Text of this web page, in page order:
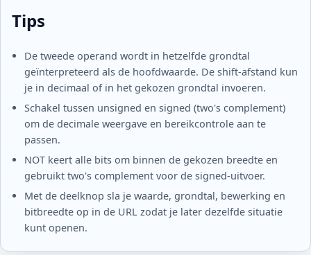
Tips
De tweede operand wordt in hetzelfde grondtal
geïnterpreteerd als de hoofdwaarde. De shift‑afstand kun
je in decimaal of in het gekozen grondtal invoeren.
Schakel tussen unsigned en signed (two's complement)
om de decimale weergave en bereikcontrole aan te
passen.
NOT keert alle bits om binnen de gekozen breedte en
gebruikt two's complement voor de signed‑uitvoer.
Met de deelknop sla je waarde, grondtal, bewerking en
bitbreedte op in de URL zodat je later dezelfde situatie
kunt openen.